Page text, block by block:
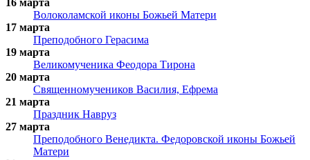
Волоколамской иконы Божьей Матери
17 марта
Преподобного Герасима
19 марта
Великомученика Феодора Тирона
20 марта
Священномучеников Василия, Ефрема
21 марта
Праздник Навруз
27 марта
Преподобного Венедикта. Федоровской иконы Божьей
Матери